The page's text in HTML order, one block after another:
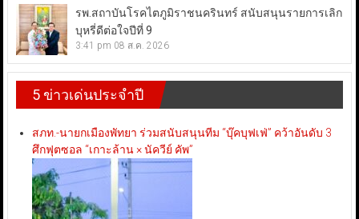
รพ.สถาบันโรคไตภูมิราชนครินทร์ สนับสนุนรายการเลิก
บุหรี่ดีต่อใจปีที่ 9
3:41 pm 08 ส.ค. 2026
5 ข่าวเด่นประจำปี
สภท.-นายกเมืองพัทยา ร่วมสนับสนุนทีม “บุ๊คบุฟเฟ่” คว้าอันดับ 3
ศึกฟุตซอล “เกาะล้าน × นัควีย์ คัพ”